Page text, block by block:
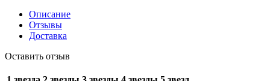
Описание
Отзывы
Доставка
Оставить отзыв